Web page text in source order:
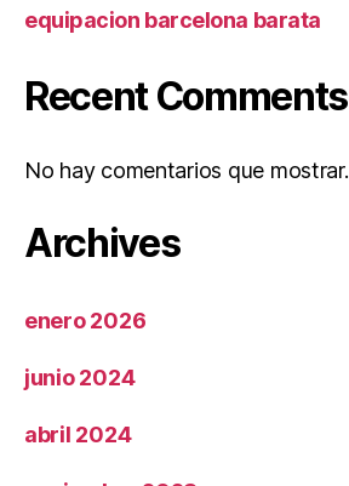
equipacion barcelona barata
Recent Comments
No hay comentarios que mostrar.
Archives
enero 2026
junio 2024
abril 2024